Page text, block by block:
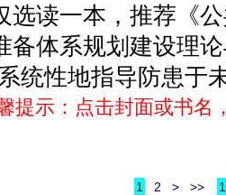
选读一本，推荐《
备体系规划建设理
统性地指导防患于
提示：点击封面或书名
1 2 > >>